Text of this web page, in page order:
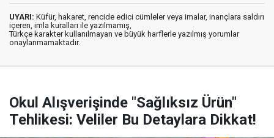
UYARI: Küfür, hakaret, rencide edici cümleler veya imalar, inançlara saldırı
içeren, imla kuralları ile yazılmamış,
Türkçe karakter kullanılmayan ve büyük harflerle yazılmış yorumlar
onaylanmamaktadır.
Okul Alışverişinde "Sağlıksız Ürün"
Tehlikesi: Veliler Bu Detaylara Dikkat!